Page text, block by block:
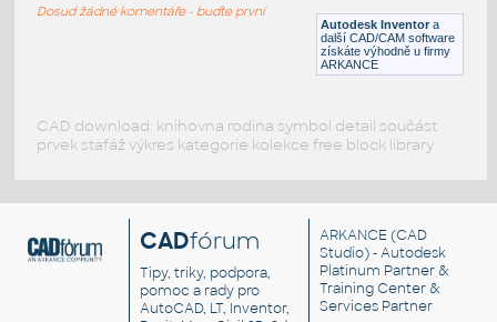
Lego 11203-LtBluishGray
Autodesk Inventor a
další CAD/CAM software
získáte výhodně u firmy
ARKANCE
Dosud žádné komentáře - buďte první
CAD download: knihovna rodina symbol detail součást
prvek stafáž výkres kategorie kolekce free block library
CADfórum
Tipy, triky, podpora,
pomoc a rady pro
AutoCAD, LT, Inventor,
ARKANCE (CAD
Studio) - Autodesk
Platinum Partner &
Training Center &
Services Partner